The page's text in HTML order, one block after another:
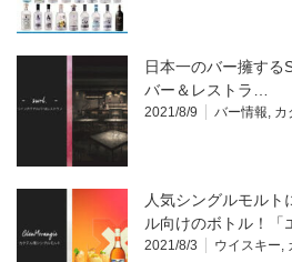
日本一のバー擁する
バー＆レストラ…
2021/8/9 バー情報 カ
人気シングルモルト
ル向けのボトル！「
2021/8/3 ウイスキー